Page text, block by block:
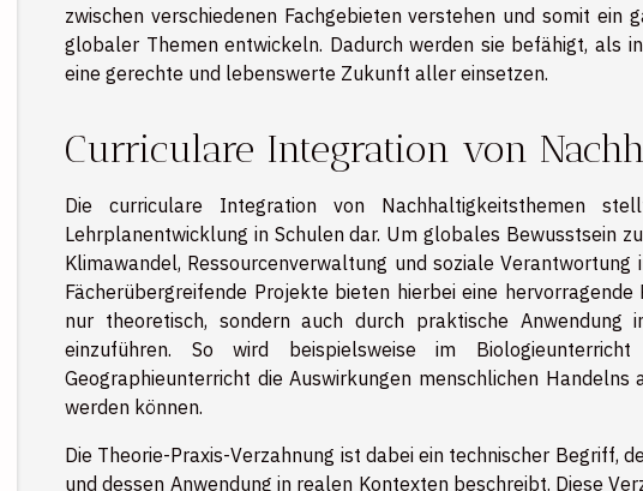
zwischen verschiedenen Fachgebieten verstehen und somit ein
globaler Themen entwickeln. Dadurch werden sie befähigt, als
eine gerechte und lebenswerte Zukunft aller einsetzen.
Curriculare Integration von
Die curriculare Integration von Nachhaltigkeitsthemen
Lehrplanentwicklung in Schulen dar. Um globales Bewusstsein
Klimawandel, Ressourcenverwaltung und soziale
Fächerübergreifende Projekte bieten hierbei eine
nur theoretisch, sondern auch durch praktische
einzuführen. So wird beispielsweise im
Geographieunterricht die Auswirkungen menschlichen
werden können.
Die Theorie-Praxis-Verzahnung ist dabei ein technischer Begriff,
und dessen Anwendung in realen Kontexten beschreibt. Diese